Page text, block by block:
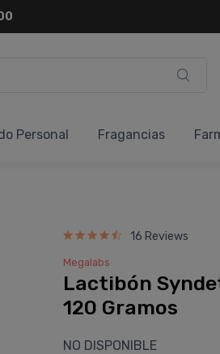
Personal Fragancias
16 Reviews
Megalabs
Lactibón
120 Gramos
NO DISPONIBLE